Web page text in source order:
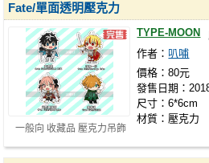
一般向 收藏品 壓克力吊飾
Fate/單面透明壓克力
TYPE-MOON
作者： 叭哺
價格：80元
發售日期：
尺寸：6*6cm
材質：壓克力